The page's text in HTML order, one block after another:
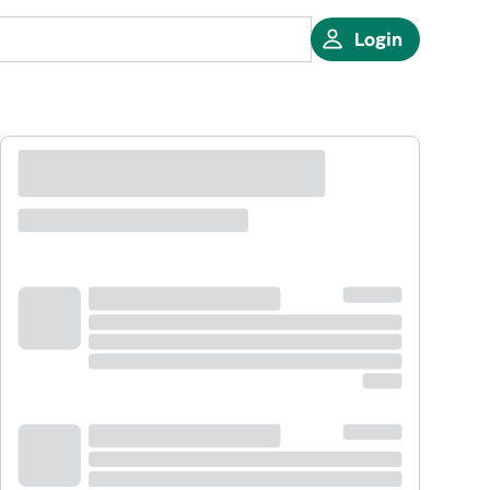
Login